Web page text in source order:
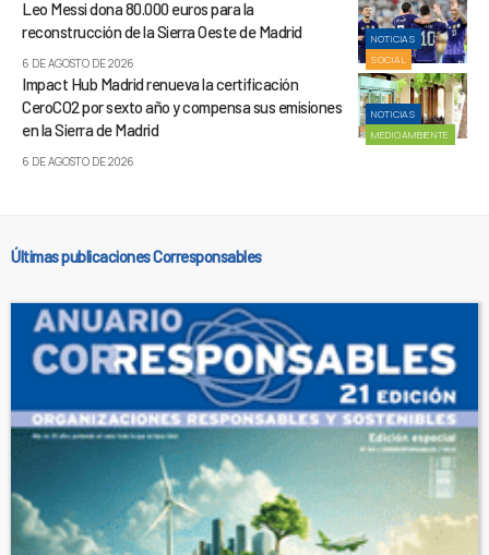
NOTICIAS
SOCIAL
Leo Messi dona 80.000 euros para la
reconstrucción de la Sierra Oeste de Madrid
6 DE AGOSTO DE 2026
NOTICIAS
MEDIOAMBIENTE
Impact Hub Madrid renueva la certificación
CeroCO2 por sexto año y compensa sus emisiones
en la Sierra de Madrid
6 DE AGOSTO DE 2026
Últimas publicaciones Corresponsables